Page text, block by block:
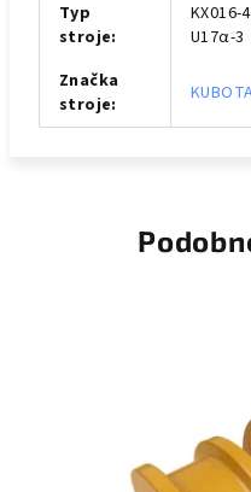
Typ
stroje:
KX016-
U17α-3
Značka
stroje: